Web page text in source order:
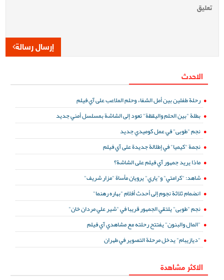
إرسال رسالة
الاحدث
رحلة طفلين بين أمل الشفاء وحلم الملاعب على آي فيلم
بطلة "بين الحلم واليقظة" تعود إلى الشاشة بمسلسل أمني جديد
نجم "طوبى" في عمل كوميدي جديد
نجمة "كيميا" في إطلالة جديدة على آي فيلم
ماذا يريد جمهور آي فيلم على الشاشة؟
شاهد: "كرامتي" و"ياري" يرويان مأساة "مزار شريف"
انضمام ثلاثة نجوم إلى أحدث أفلام "بهاره رهنما"
نجم "طوبى" يلتقي الجمهور قريبا في "شير علي مردان خان"
"المال والبنون" يفتتح رحلته مع مشاهدي آي فيلم
"ديازيبام" يدخل مرحلة التصوير في طهران
الاكثر مشاهدة